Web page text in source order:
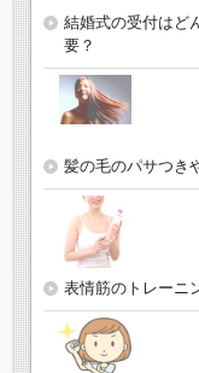
結婚式の受付はど
要？
髪の毛のパサつき
表情筋のトレーニ